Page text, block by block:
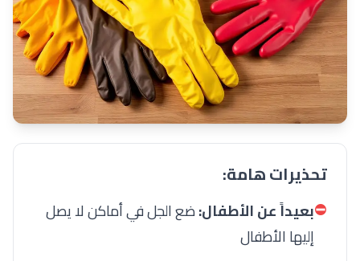
تحذيرات هامة:
⛔بعيداً عن الأطفال:ضع الجل في أماكن لا يصل
إليها الأطفال